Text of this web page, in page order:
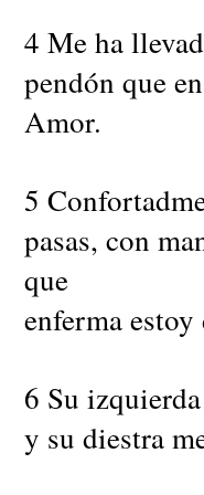
4 Me ha
pendón que
Amor.
5
pasas, con
que
enferma estoy
6 Su
y su diestra